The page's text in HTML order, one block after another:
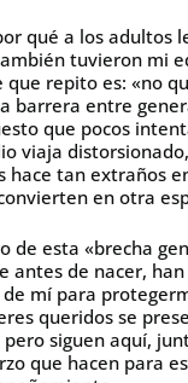
qué a los adultos
tuvieron mi
que repito es: «no
barrera entre
que pocos
viaja
hace tan extraños
en otra
de esta «brecha
antes de nacer,
mí para
queridos se
siguen aquí,
que hacen para